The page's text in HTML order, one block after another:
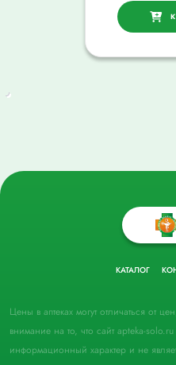
КАТАЛОГ
Цены в аптеках могут отличаться от
внимание на то, что сайт apteka-
информационный характер и не